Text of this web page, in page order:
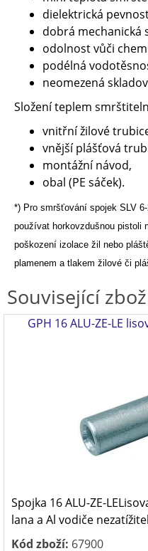
dielektrická
dobrá mechanická
odolnost vůči
podélná
neomezená
Složení teplem
vnitřní žilové
vnější plášťová
montážní návod,
obal (PE sáček).
*) Pro smršťování spojek SLV
používat horkovzdušnou pistoli
poškození izolace žil nebo
plamenem a tlakem žilové či
Související
GPH 16 ALU-ZE-LE
Spojka 16 ALU-ZE-
lana a Al vodiče
Kód zboží: 67900